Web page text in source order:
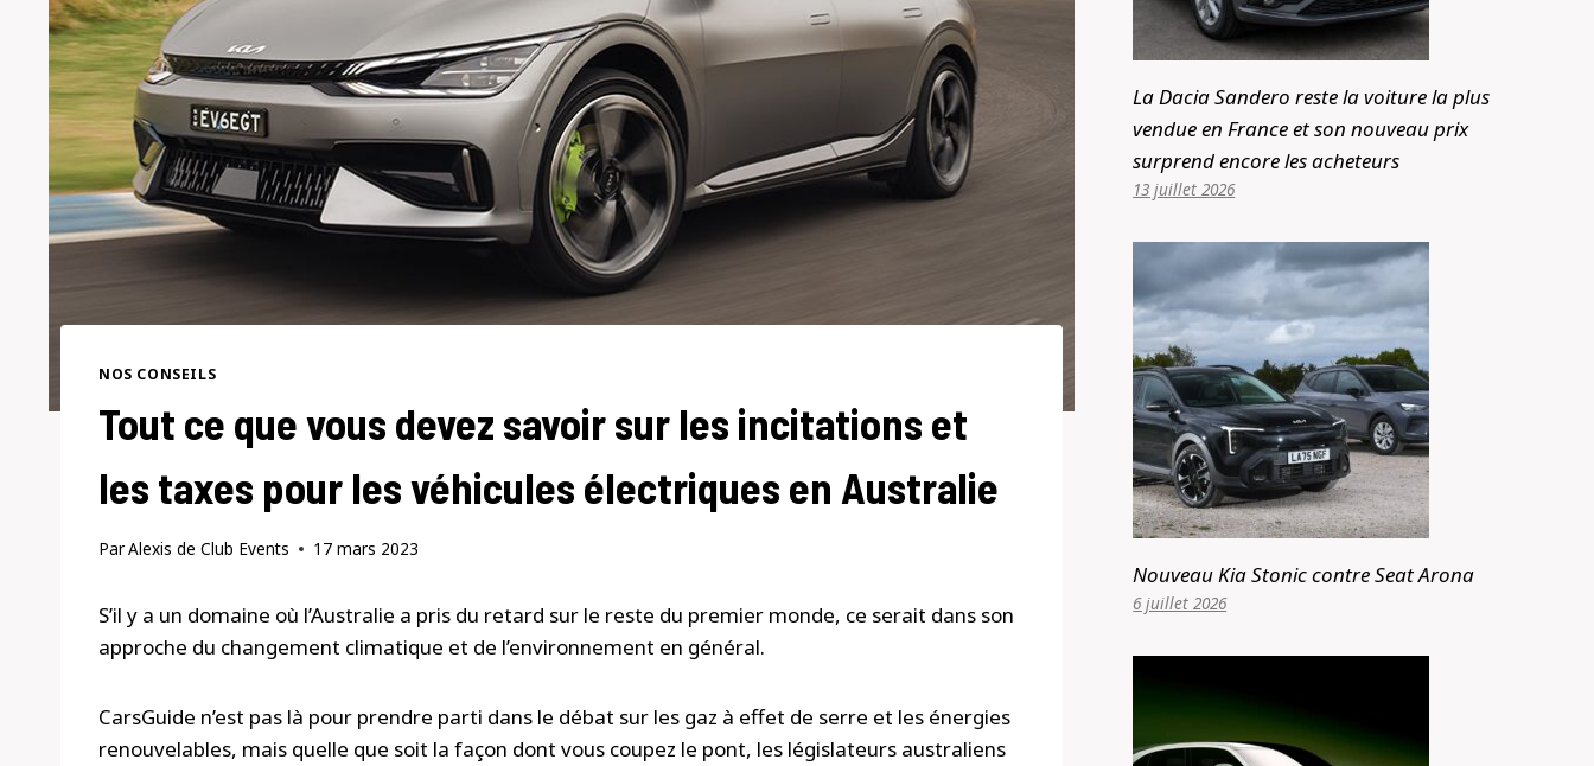
NOS CONSEILS
Tout ce que vous devez savoir sur les incitations et
les taxes pour les véhicules électriques en Australie
ParAlexis de Club Events 17 mars 2023
S’il y a un domaine où l’Australie a pris du retard sur le reste du premier monde, ce serait dans son
approche du changement climatique et de l’environnement en général.
CarsGuide n’est pas là pour prendre parti dans le débat sur les gaz à effet de serre et les énergies
renouvelables, mais quelle que soit la façon dont vous coupez le pont, les législateurs australiens
La Dacia Sandero reste la voiture la plus
vendue en France et son nouveau prix
surprend encore les acheteurs
13 juillet 2026
Nouveau Kia Stonic contre Seat Arona
6 juillet 2026